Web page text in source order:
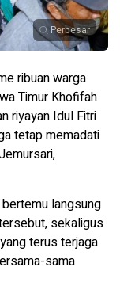
Perbesar
ribuan warga
Timur Khofifah
riyayan Idul Fitri
tetap memadati
langsung
sekaligus
terus terjaga
sama